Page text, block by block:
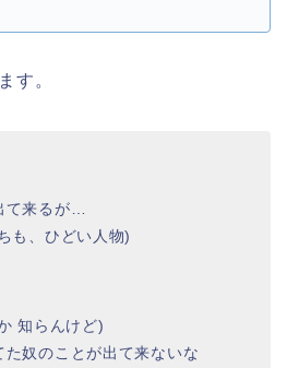
す。
て来るが…
も、ひどい人物)
知らんけど)
た奴のことが出て来ないな